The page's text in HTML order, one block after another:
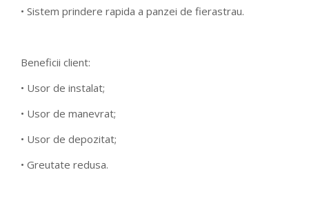
• Sistem prindere rapida a panzei de fierastrau.
Beneficii client:
• Usor de instalat;
• Usor de manevrat;
• Usor de depozitat;
• Greutate redusa.